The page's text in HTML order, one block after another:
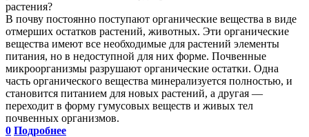
растения?
В почву постоянно поступают органические вещества в виде
отмерших остатков растений, животных. Эти органические
вещества имеют все необходимые для растений элементы
питания, но в недоступной для них форме. Почвенные
микроорганизмы разрушают органические остатки. Одна
часть органического вещества минерализуется полностью, и
становится питанием для новых растений, а другая —
переходит в форму гумусовых веществ и живых тел
почвенных организмов.
0 Подробнее